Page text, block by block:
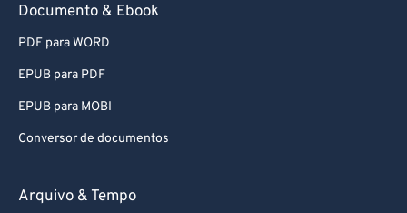
Documento & Ebook
PDF para WORD
EPUB para PDF
EPUB para MOBI
Conversor de documentos
Arquivo & Tempo